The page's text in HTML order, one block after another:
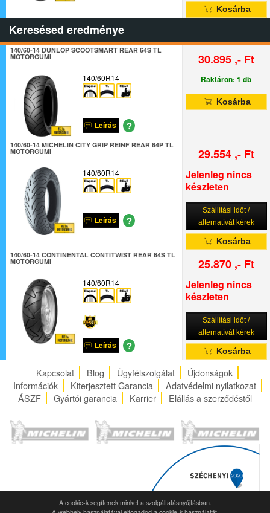
Kosárba
Keresésed eredménye
140/60-14 DUNLOP SCOOTSMART REAR 64S TL
MOTORGUMI
140/60R14
Leírás ?
30.895 ,- Ft
Raktáron: 1 db
Kosárba
140/60-14 MICHELIN CITY GRIP REINF REAR 64P TL
MOTORGUMI
140/60R14
Leírás ?
29.554 ,- Ft
Jelenleg nincs
készleten
Szállítási időt /
alternatívát kérek
Kosárba
140/60-14 CONTINENTAL CONTITWIST REAR 64S TL
MOTORGUMI
140/60R14
Leírás ?
25.870 ,- Ft
Jelenleg nincs
készleten
Szállítási időt /
alternatívát kérek
Kosárba
Kapcsolat Blog Ügyfélszolgálat
Újdonságok
Információk
Kiterjesztett Garancia
Adatvédelmi nyilatkozat
ÁSZF
Gyártói garancia Karrier Elállás a szerződéstől
A cookie-k segítenek minket a szolgáltatásnyújtásban.